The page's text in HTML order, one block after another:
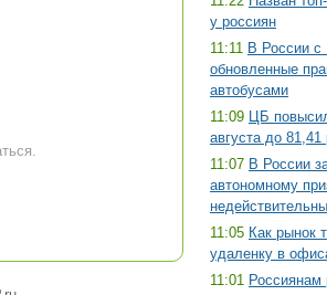
у россиян
11:11 В России с
обновленные
автобусами
11:09 ЦБ
августа до 81,41
11:07 В России
автономному
11:05 Как рынок
удаленку в
11:01 Россиянам